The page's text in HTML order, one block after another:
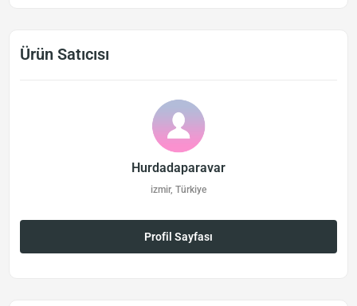
Ürün Satıcısı
Hurdadaparavar
izmir, Türkiye
Profil Sayfası